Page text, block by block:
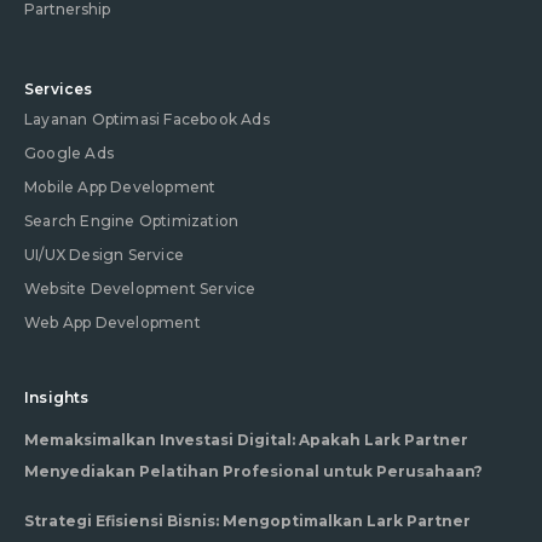
Partnership
Services
Layanan Optimasi Facebook Ads
Google Ads
Mobile App Development
Search Engine Optimization
UI/UX Design Service
Website Development Service
Web App Development
Insights
Memaksimalkan Investasi Digital: Apakah Lark Partner
Menyediakan Pelatihan Profesional untuk Perusahaan?
Strategi Efisiensi Bisnis: Mengoptimalkan Lark Partner